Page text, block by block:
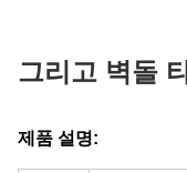
그리고 벽돌
제품 설명: